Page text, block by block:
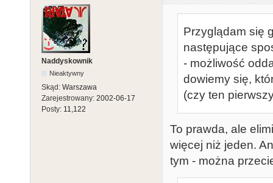
Naddyskownik
Nieaktywny
Skąd: Warszawa
Zarejestrowany: 2002-06-17
Posty: 11,122
Przyglądam się
następujące
- możliwość
dowiemy się,
(czy ten
To prawda, ale
więcej niż jeden.
tym - można